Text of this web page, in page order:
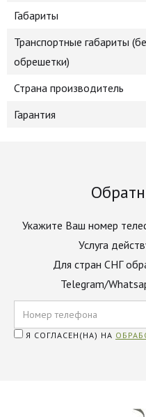
Габариты
Транспортные габариты
обрешетки)
Страна производитель
Гарантия
Укажите Ваш номер
Услуга
Для стран СНГ
Telegram/
Я СОГЛАСЕН(НА) НА